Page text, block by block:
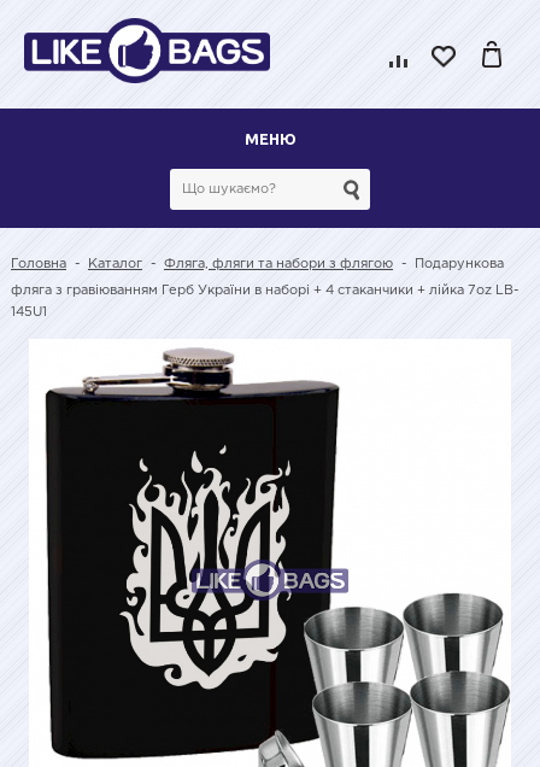
МЕНЮ
Головна - Каталог - Фляга, фляги та набори з флягою - Подарункова
фляга з гравіюванням Герб України в наборі + 4 стаканчики + лійка 7oz LB-
145U1